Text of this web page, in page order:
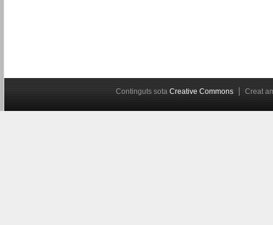
Continguts sota Creative Commons Creat